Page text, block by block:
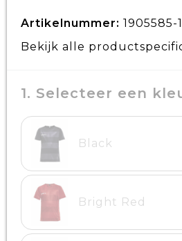
Artikelnummer: 1905585-
Bekijk alle
1. Selecteer een
Black
Bright Red